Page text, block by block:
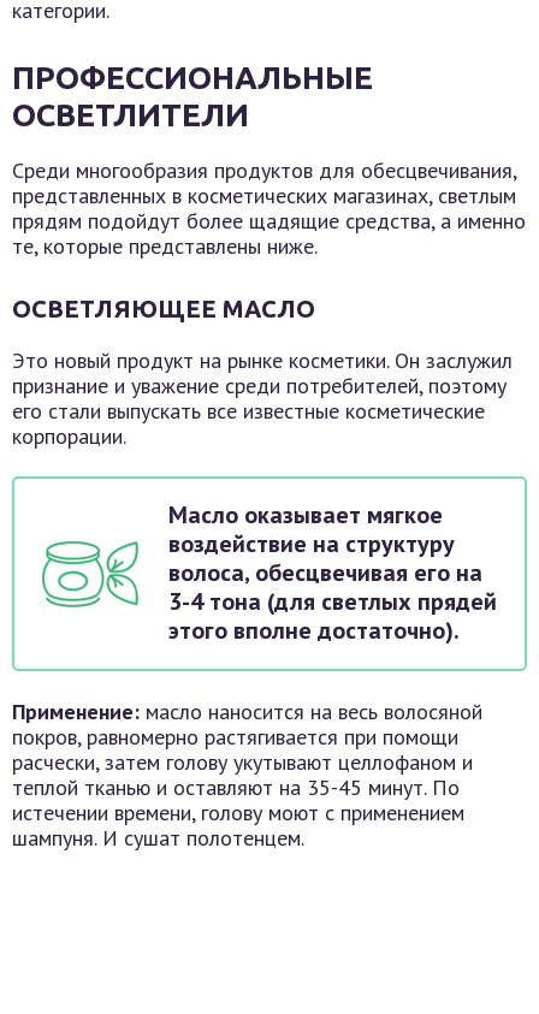
категории.
ПРОФЕССИОНАЛЬНЫЕ
ОСВЕТЛИТЕЛИ
Среди многообразия продуктов для обесцвечивания,
представленных в косметических магазинах, светлым
прядям подойдут более щадящие средства, а именно
те, которые представлены ниже.
ОСВЕТЛЯЮЩЕЕ МАСЛО
Это новый продукт на рынке косметики. Он заслужил
признание и уважение среди потребителей, поэтому
его стали выпускать все известные косметические
корпорации.
Масло оказывает мягкое
воздействие на структуру
волоса, обесцвечивая его на
3-4 тона (для светлых прядей
этого вполне достаточно).
Применение: масло наносится на весь волосяной
покров, равномерно растягивается при помощи
расчески, затем голову укутывают целлофаном и
теплой тканью и оставляют на 35-45 минут. По
истечении времени, голову моют с применением
шампуня. И сушат полотенцем.